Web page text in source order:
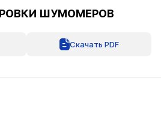
ШУМОМЕРОВ
Скачать PDF